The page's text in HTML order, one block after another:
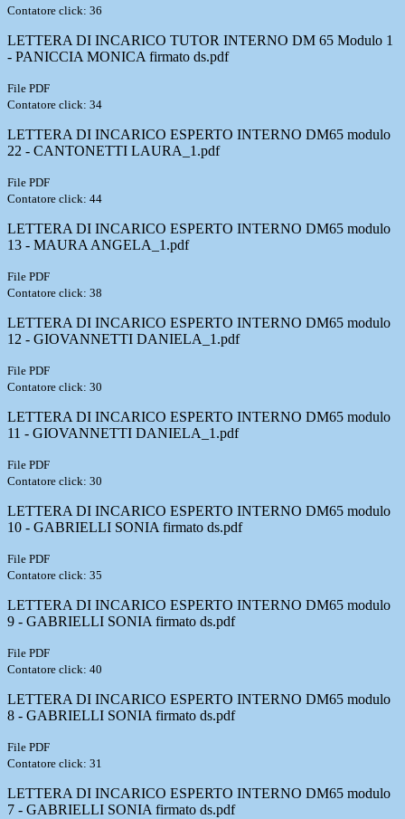
Contatore click: 36
LETTERA DI INCARICO TUTOR INTERNO DM 65 Modulo 1
- PANICCIA MONICA firmato ds.pdf
File PDF
Contatore click: 34
LETTERA DI INCARICO ESPERTO INTERNO DM65 modulo
22 - CANTONETTI LAURA_1.pdf
File PDF
Contatore click: 44
LETTERA DI INCARICO ESPERTO INTERNO DM65 modulo
13 - MAURA ANGELA_1.pdf
File PDF
Contatore click: 38
LETTERA DI INCARICO ESPERTO INTERNO DM65 modulo
12 - GIOVANNETTI DANIELA_1.pdf
File PDF
Contatore click: 30
LETTERA DI INCARICO ESPERTO INTERNO DM65 modulo
11 - GIOVANNETTI DANIELA_1.pdf
File PDF
Contatore click: 30
LETTERA DI INCARICO ESPERTO INTERNO DM65 modulo
10 - GABRIELLI SONIA firmato ds.pdf
File PDF
Contatore click: 35
LETTERA DI INCARICO ESPERTO INTERNO DM65 modulo
9 - GABRIELLI SONIA firmato ds.pdf
File PDF
Contatore click: 40
LETTERA DI INCARICO ESPERTO INTERNO DM65 modulo
8 - GABRIELLI SONIA firmato ds.pdf
File PDF
Contatore click: 31
LETTERA DI INCARICO ESPERTO INTERNO DM65 modulo
7 - GABRIELLI SONIA firmato ds.pdf